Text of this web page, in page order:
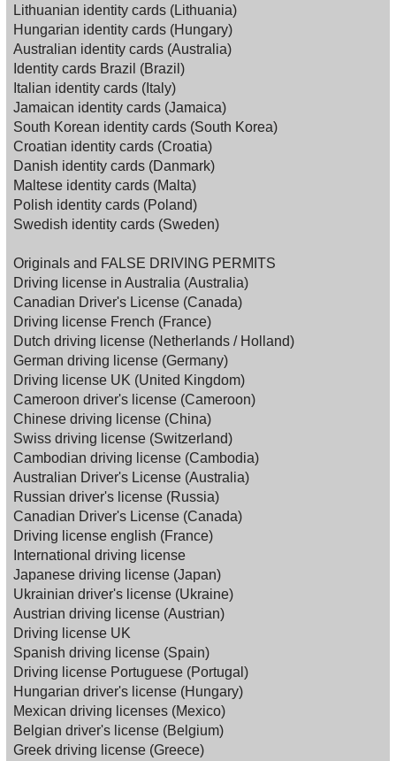
Lithuanian identity cards (Lithuania)
Hungarian identity cards (Hungary)
Australian identity cards (Australia)
Identity cards Brazil (Brazil)
Italian identity cards (Italy)
Jamaican identity cards (Jamaica)
South Korean identity cards (South Korea)
Croatian identity cards (Croatia)
Danish identity cards (Danmark)
Maltese identity cards (Malta)
Polish identity cards (Poland)
Swedish identity cards (Sweden)
Originals and FALSE DRIVING PERMITS
Driving license in Australia (Australia)
Canadian Driver's License (Canada)
Driving license French (France)
Dutch driving license (Netherlands / Holland)
German driving license (Germany)
Driving license UK (United Kingdom)
Cameroon driver's license (Cameroon)
Chinese driving license (China)
Swiss driving license (Switzerland)
Cambodian driving license (Cambodia)
Australian Driver's License (Australia)
Russian driver's license (Russia)
Canadian Driver's License (Canada)
Driving license english (France)
International driving license
Japanese driving license (Japan)
Ukrainian driver's license (Ukraine)
Austrian driving license (Austrian)
Driving license UK
Spanish driving license (Spain)
Driving license Portuguese (Portugal)
Hungarian driver's license (Hungary)
Mexican driving licenses (Mexico)
Belgian driver's license (Belgium)
Greek driving license (Greece)